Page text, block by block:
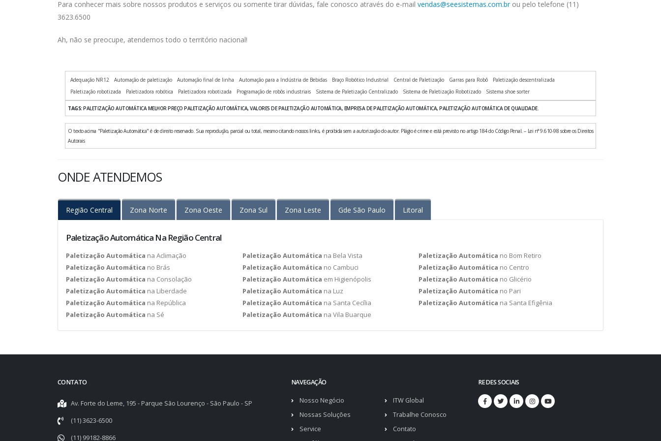
Para conhecer mais sobre nossos produtos e serviços ou somente tirar dúvidas, fale conosco através do e-mail vendas@seesistemas.com.brou pelo telefone (11)
3623.6500
Ah, não se preocupe, atendemos todo o território nacional!
Adequação NR12 Automação de paletização Automação final de linha Automação para a Indústria de Bebidas Braço Robótico Industrial Central de Paletização Garras para Robô
Paletização descentralizada
Paletização robotizada
Paletizadora robótica Paletizadora robotizada Programação de robôs industriais Sistema de Paletização Centralizado Sistema de Paletização Robotizado Sistema shoe sorter
TAGS:PALETIZAÇÃO AUTOMÁTICA MELHOR PREÇO PALETIZAÇÃO AUTOMÁTICA, VALORES DE PALETIZAÇÃO AUTOMÁTICA, EMPRESA DE PALETIZAÇÃO AUTOMÁTICA, PALETIZAÇÃO AUTOMÁTICA DE QUALIDADE.
O texto acima "Paletização Automática" é de direito reservado. Sua reprodução, parcial ou total, mesmo citando nossos links, é proibida sem a autorização do autor. Plágio é crime e está previsto no artigo 184 do Código Penal. – Lei n° 9.610-98 sobre os Direitos
Autorais
ONDE ATENDEMOS
Região Central Zona Norte Zona Oeste Zona Sul Zona Leste Gde São Paulo Litoral
Paletização Automática Na Região Central
Paletização Automática na Aclimação Paletização Automática na Bela Vista Paletização Automática no Bom Retiro
Paletização Automática no Brás Paletização Automática no Cambuci Paletização Automática no Centro
Paletização Automática na Consolação Paletização Automática em Higienópolis Paletização Automática no Glicério
Paletização Automática na Liberdade Paletização Automática na Luz Paletização Automática no Pari
Paletização Automática na República Paletização Automática na Santa Cecília Paletização Automática na Santa Efigênia
Paletização Automática na Sé Paletização Automática na Vila Buarque
CONTATO
Av. Forte do Leme, 195 - Parque São Lourenço - São Paulo - SP
(11) 3623-6500
(11) 99182-8866
NAVEGAÇÃO
Nosso Negócio
Nossas Soluções
Service
ITW Global
Trabalhe Conosco
Contato
REDES SOCIAIS